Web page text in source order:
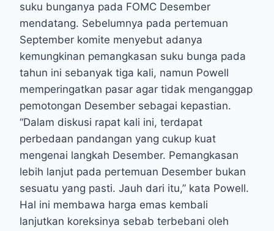
suku bunganya pada FOMC Desember
mendatang. Sebelumnya pada pertemuan
September komite menyebut adanya
kemungkinan pemangkasan suku bunga pada
tahun ini sebanyak tiga kali, namun Powell
memperingatkan pasar agar tidak menganggap
pemotongan Desember sebagai kepastian.
“Dalam diskusi rapat kali ini, terdapat
perbedaan pandangan yang cukup kuat
mengenai langkah Desember. Pemangkasan
lebih lanjut pada pertemuan Desember bukan
sesuatu yang pasti. Jauh dari itu,” kata Powell.
Hal ini membawa harga emas kembali
lanjutkan koreksinya sebab terbebani oleh